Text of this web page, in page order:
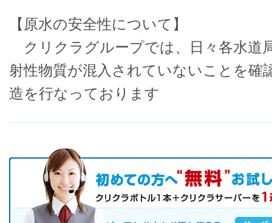
【原水の安全性について】
クリクラグループでは、日々各水道
射性物質が混入されていないことを確
造を行なっております
初めての方へ キャンペーン実施中！
お気軽にお申し込み下さい。